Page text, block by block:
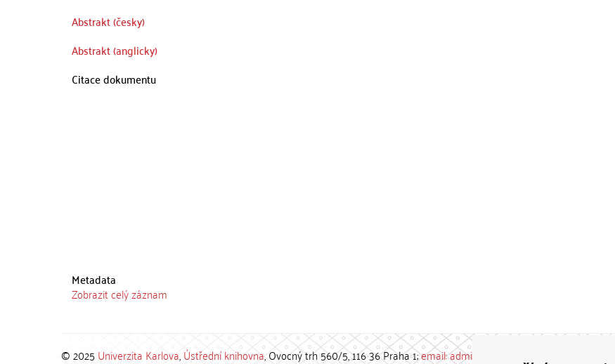
Abstrakt (česky)
Abstrakt (anglicky)
Citace dokumentu
Metadata
Zobrazit celý záznam
© 2025 Univerzita Karlova,Ústřední knihovna, Ovocný trh 560/5, 116 36 Praha 1;email: admin-repozitar [at] cuni.cz